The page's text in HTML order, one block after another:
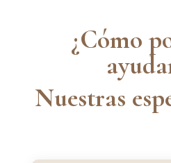
¿Cómo
Nuestras